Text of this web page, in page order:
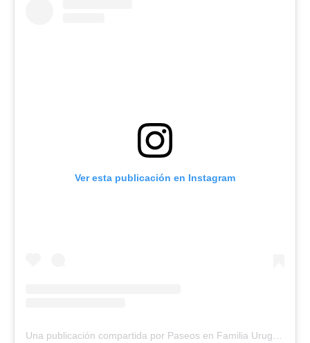
Ver esta publicación en Instagram